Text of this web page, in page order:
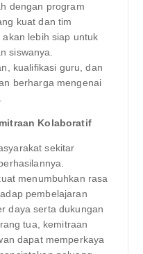
dengan program
kuat dan tim
lebih siap untuk
siswanya.
kualifikasi guru, dan
berharga mengenai
Kolaboratif
sekitar
menumbuhkan rasa
pembelajaran
daya serta dukungan
tua, kemitraan
dapat memperkaya